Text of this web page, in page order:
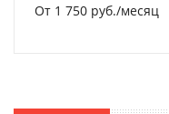
От 1 750 руб./месяц